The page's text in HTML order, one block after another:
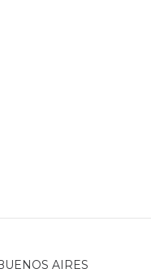
AIRES